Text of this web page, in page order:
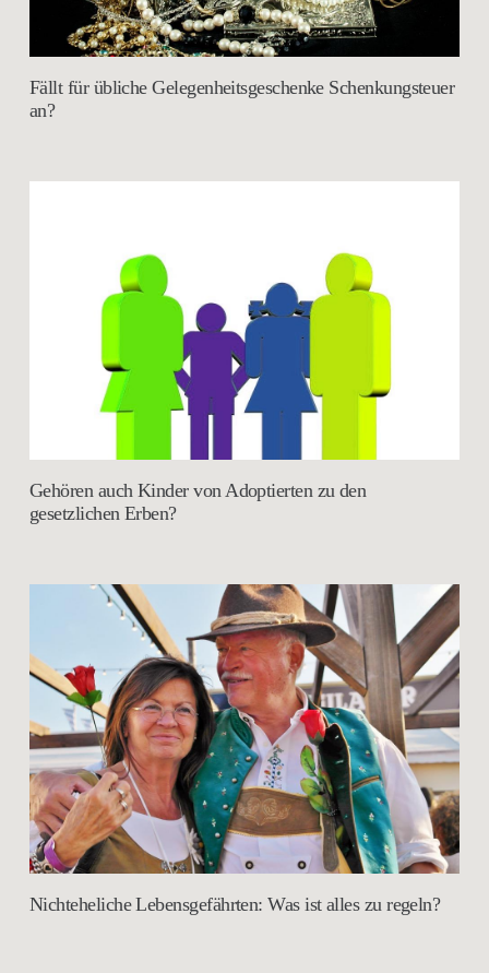
Fällt für übliche Gelegenheitsgeschenke Schenkungsteuer
an?
Gehören auch Kinder von Adoptierten zu den
gesetzlichen Erben?
Nichteheliche Lebensgefährten: Was ist alles zu regeln?